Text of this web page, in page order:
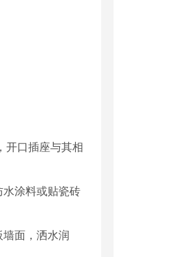
开口插座与其相
涂料或贴瓷砖
面，洒水润